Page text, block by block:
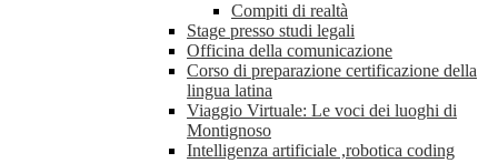
Compiti di realtà
Stage presso studi legali
Officina della comunicazione
Corso di preparazione certificazione della
lingua latina
Viaggio Virtuale: Le voci dei luoghi di
Montignoso
Intelligenza artificiale ,robotica coding